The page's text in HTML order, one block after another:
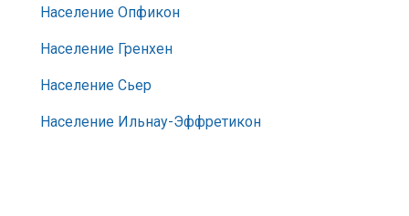
Население Опфикон
Население Гренхен
Население Сьер
Население Ильнау-Эффретикон